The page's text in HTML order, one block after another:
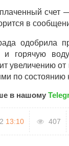
счет
в
одобрила
и горячую
увеличению
по состоянию
в нашому
13:10 407